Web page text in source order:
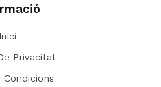
Inici
Privacitat
Condicions